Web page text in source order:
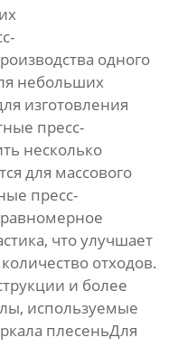
одного
небольших
изготовления
пресс-
несколько
для массового
пресс-
что улучшает
отходов.
и более
используемые
плесеньДля